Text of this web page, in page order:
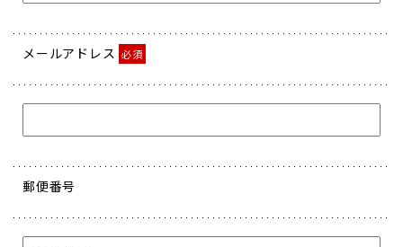
メールアドレス 必須
郵便番号